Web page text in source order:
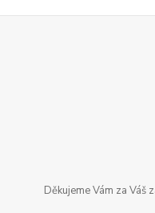
Děkujeme Vám za Váš